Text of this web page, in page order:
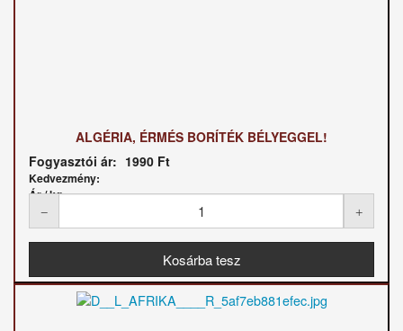
ALGÉRIA, ÉRMÉS BORÍTÉK BÉLYEGGEL!
Fogyasztói ár: 1990 Ft
Kedvezmény:
Ár / kg: